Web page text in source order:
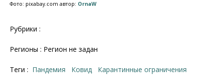
Фото: pixabay.com автор: OrnaW
Рубрики :
Регионы : Регион не задан
Теги : пандемия ковид карантинные ограничения